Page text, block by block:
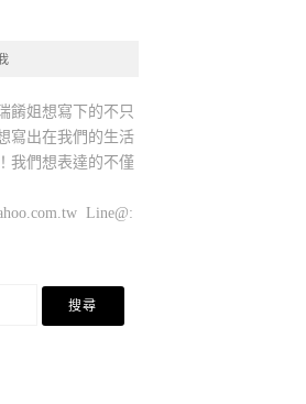
餚姐想寫下的不只
寫出在我們的生活
我們想表達的不僅
是態度！
Line@: